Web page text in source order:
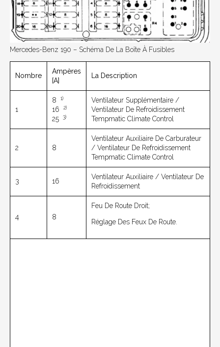
Mercedes-Benz 190 – Schéma De La Boîte À Fusibles
Nombre
Ampères
[A]
La Description
1
8 1)
16 2)
25 3)
Ventilateur Supplémentaire /
Ventilateur De Refroidissement
Tempmatic Climate Control
2 8
Ventilateur Auxiliaire De Carburateur
/ Ventilateur De Refroidissement
Tempmatic Climate Control
3 16
Ventilateur Auxiliaire / Ventilateur De
Refroidissement
4 8
Feu De Route Droit;
Réglage Des Feux De Route.